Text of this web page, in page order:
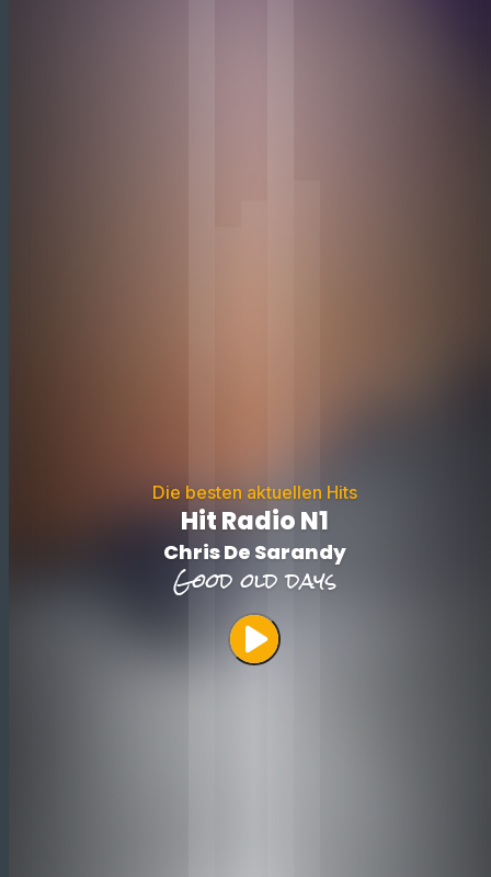
play_arrow
Die besten aktuellen Hits
Hit Radio N1
Chris De Sarandy
Good old days